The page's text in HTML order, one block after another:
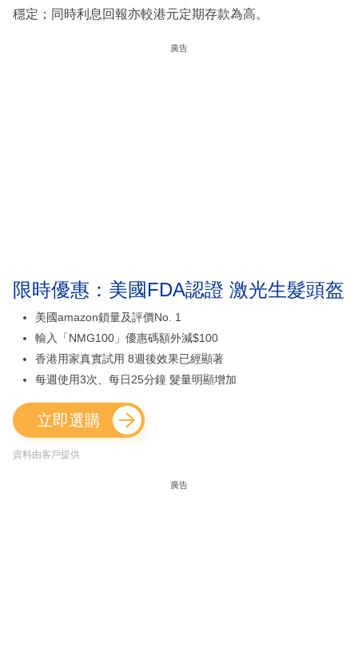
穩定；同時利息回報亦較港元定期存款為高。
廣告
限時優惠：美國FDA認證 激光生髮頭盔
美國amazon鎖量及評價No. 1
輸入「NMG100」優惠碼額外減$100
香港用家真實試用 8週後效果已經顯著
每週使用3次、每日25分鐘 髮量明顯增加
立即選購
資料由客戶提供
廣告